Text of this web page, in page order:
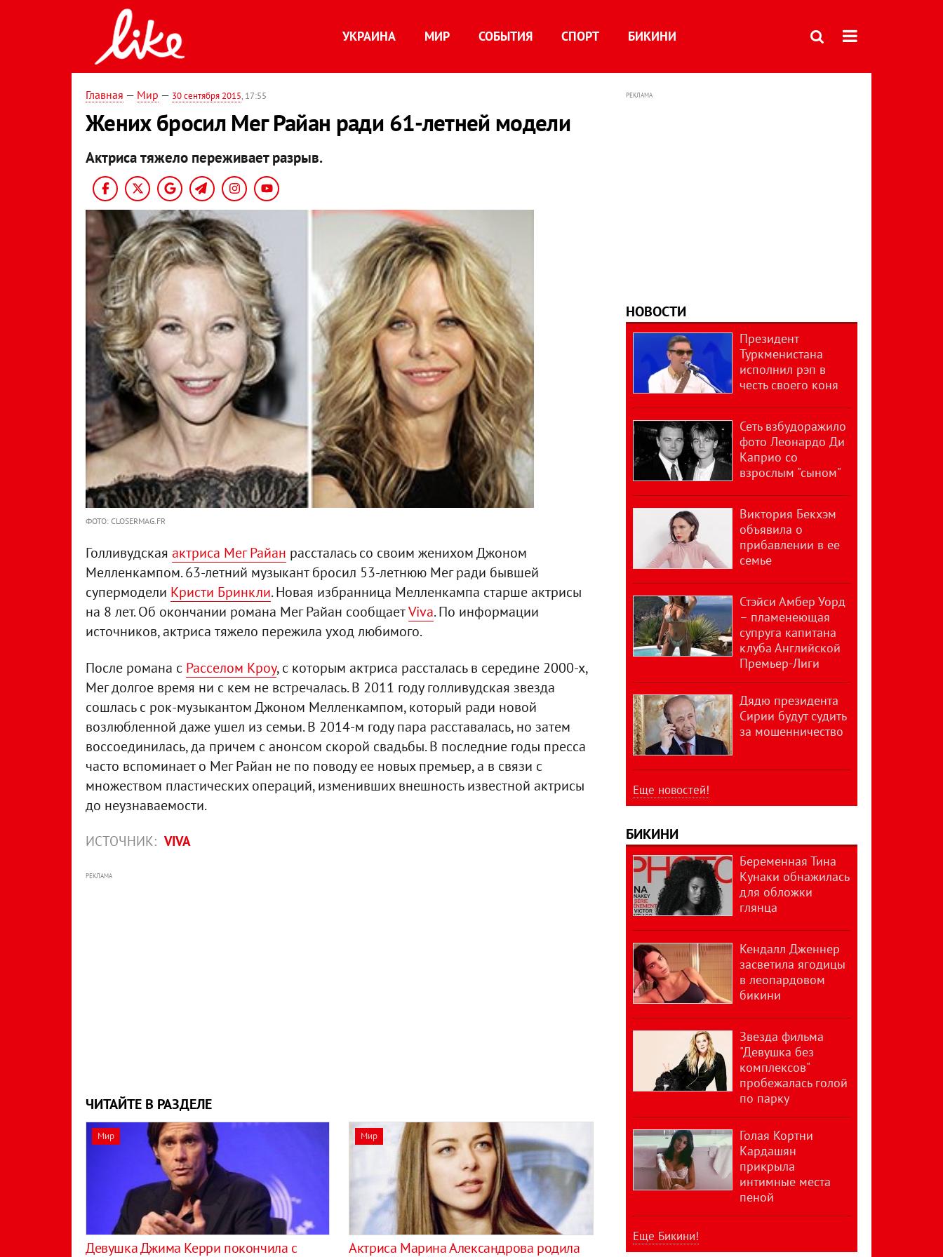
УКРАИНА МИР СОБЫТИЯ СПОРТ БИКИНИ
Главная — Мир — 30 сентября 2015, 17:55
Жених бросил Мег Райан ради 61-летней модели
Актриса тяжело переживает разрыв.
ФОТО: CLOSERMAG.FR
Голливудская актриса Мег Райан рассталась со своим женихом Джоном
Мелленкампом. 63-летний музыкант бросил 53-летнюю Мег ради бывшей
супермодели Кристи Бринкли. Новая избранница Мелленкампа старше актрисы
на 8 лет. Об окончании романа Мег Райан сообщаетViva. По информации
источников, актриса тяжело пережила уход любимого.
После романа с Расселом Кроу, с которым актриса рассталась в середине 2000-х,
Мег долгое время ни с кем не встречалась. В 2011 году голливудская звезда
сошлась с рок-музыкантом Джоном Мелленкампом, который ради новой
возлюбленной даже ушел из семьи. В 2014-м году пара расставалась, но затем
воссоединилась, да причем с анонсом скорой свадьбы. В последние годы пресса
часто вспоминает о Мег Райан не по поводу ее новых премьер, а в связи с
множеством пластических операций, изменивших внешность известной актрисы
до неузнаваемости.
ИСТОЧНИК: VIVA
РЕКЛАМА
ЧИТАЙТЕ В РАЗДЕЛЕ
Мир
Девушка Джима Керри покончила с
Мир
Актриса Марина Александрова родила
РЕКЛАМА
НОВОСТИ
Президент
Туркменистана
исполнил рэп в
честь своего коня
Сеть взбудоражило
фото Леонардо Ди
Каприо со
взрослым "сыном"
Виктория Бекхэм
объявила о
прибавлении в ее
семье
Стэйси Амбер Уорд
– пламенеющая
супруга капитана
клуба Английской
Премьер-Лиги
Дядю президента
Сирии будут судить
за мошенничество
Еще новостей!
БИКИНИ
Беременная Тина
Кунаки обнажилась
для обложки
глянца
Кендалл Дженнер
засветила ягодицы
в леопардовом
бикини
Звезда фильма
"Девушка без
комплексов"
пробежалась голой
по парку
Голая Кортни
Кардашян
прикрыла
интимные места
пеной
Еще Бикини!